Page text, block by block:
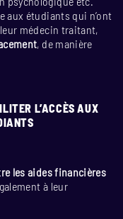
étudiants qui n’ont
médecin traitant,
, de manière
L’ACCÈS AUX
les aides financières
à leur